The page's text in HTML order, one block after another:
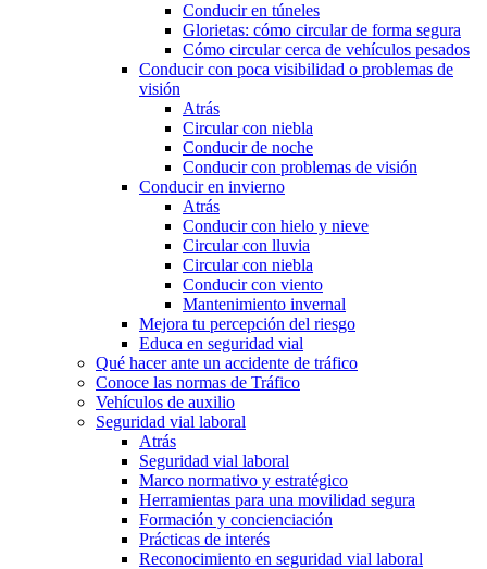
Conducir en túneles
Glorietas: cómo circular de forma segura
Cómo circular cerca de vehículos pesados
Conducir con poca visibilidad o problemas de
visión
Atrás
Circular con niebla
Conducir de noche
Conducir con problemas de visión
Conducir en invierno
Atrás
Conducir con hielo y nieve
Circular con lluvia
Circular con niebla
Conducir con viento
Mantenimiento invernal
Mejora tu percepción del riesgo
Educa en seguridad vial
Qué hacer ante un accidente de tráfico
Conoce las normas de Tráfico
Vehículos de auxilio
Seguridad vial laboral
Atrás
Seguridad vial laboral
Marco normativo y estratégico
Herramientas para una movilidad segura
Formación y concienciación
Prácticas de interés
Reconocimiento en seguridad vial laboral